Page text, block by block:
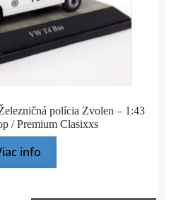
polícia Zvolen – 1:43
/ Premium Clasixxs
info